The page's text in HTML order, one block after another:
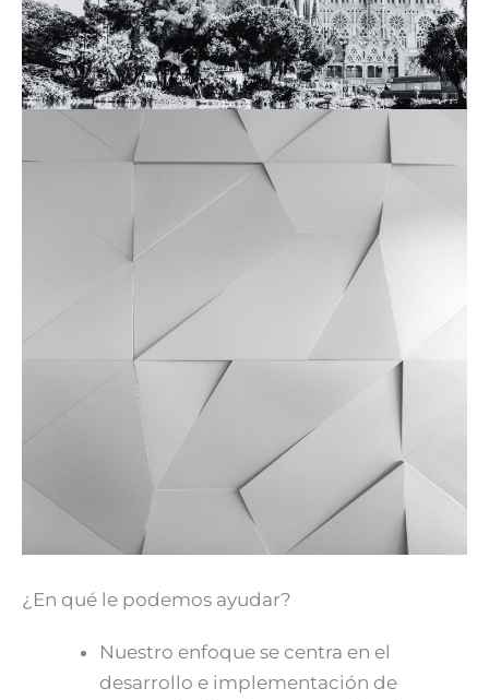
¿En qué le podemos ayudar?
Nuestro enfoque se centra en el
desarrollo e implementación de